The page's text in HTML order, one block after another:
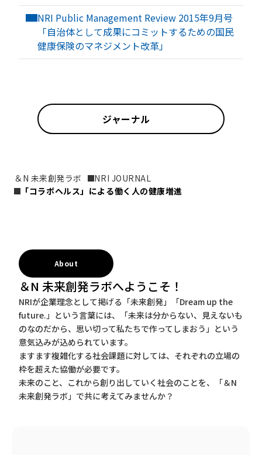
NRI Public Management Review 2015年9月号
「自治体として成果にコミットするための国民
健康保険のマネジメント改革」
ジャーナル
＆N 未来創発ラボ
NRI JOURNAL
「コラボヘルス」による働く人の健康増進
About
＆N 未来創発ラボへようこそ！
NRIが企業理念として掲げる「未来創発」「Dream up the
future.」という言葉には、「未来は分からない、見えないも
のなのだから、思い切って私たちで作ってしまおう」という
意気込みが込められています。
ますます複雑化する社会課題に対しては、それぞれの立場の
枠を超えた協働が必要です。
未来のこと、これから創り出していく社会のことを、「＆N
未来創発ラボ」で共に考えてみませんか？